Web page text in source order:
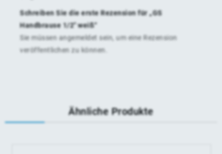
Schreiben Sie die erste Rezension für „GS
Handbrause 1/2″ weiß“
Sie müssen angemeldet sein, um eine Rezension
veröffentlichen zu können.
Ähnliche Produkte